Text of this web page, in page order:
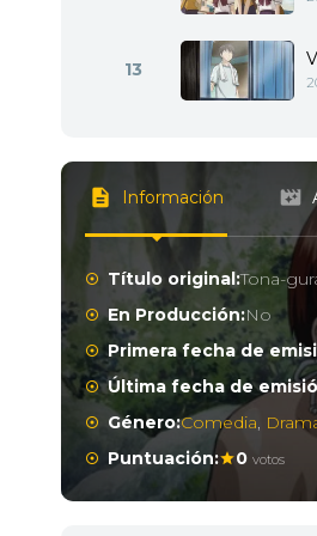
13
Información
Título original:Tona-
En Producción:No
Primera fecha de
Última fecha de
Género:Comedia,
Puntuación:
0 votos